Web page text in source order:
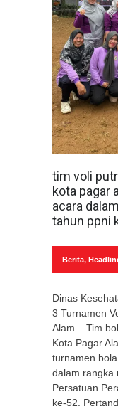
tim voli
kota pagar
acara
tahun ppni
Berita,
Dinas
3 Turnamen
Alam – Tim
Kota Pagar
turnamen
dalam rangka
Persatuan
ke-52.